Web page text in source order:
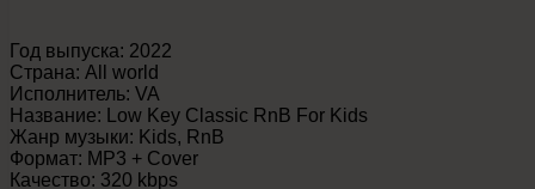
Год выпуска: 2022
Страна: All world
Исполнитель: VA
Название: Low Key Classic RnB For Kids
Жанр музыки: Kids, RnB
Формат: MP3 + Cover
Качество: 320 kbps